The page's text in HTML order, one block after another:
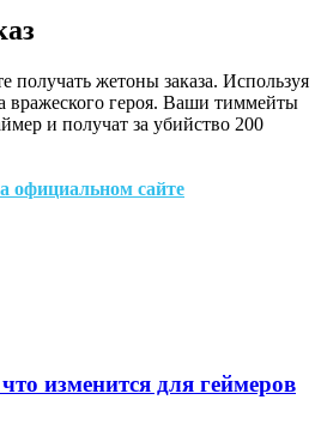
жетоны заказа. Используя
вражеского героя. Ваши тиммейты
и получат за убийство 200
официальном сайте
изменится для геймеров